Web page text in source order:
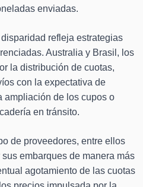
enviadas.
refleja estrategias
Australia y Brasil, los
la distribución de cuotas,
con la expectativa de
ampliación de los cupos o
en tránsito.
de proveedores, entre ellos
embarques de manera más
agotamiento de las cuotas